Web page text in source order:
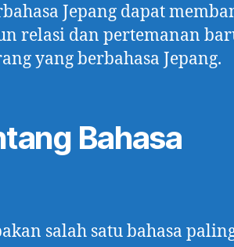
Jepang dapat
relasi dan pertemanan
yang berbahasa Jepang.
Bahasa
salah satu bahasa